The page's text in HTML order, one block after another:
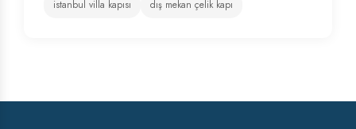
istanbul villa kapısı
dış mekan çelik kapı